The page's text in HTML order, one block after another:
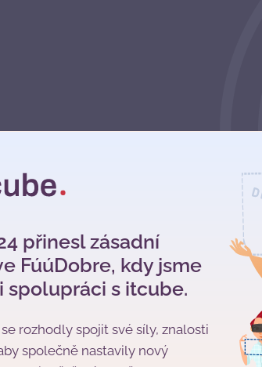
přinesl zásadní
FúúDobre, kdy jsme
spolupráci s itcube.
rozhodly spojit své síly, znalosti
společně nastavily nový